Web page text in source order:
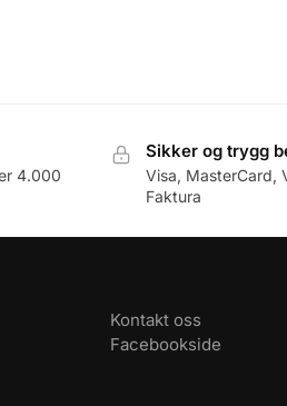
4.000
Sikker og trygg
Visa, MasterCard,
Faktura
Kontakt oss
Facebookside